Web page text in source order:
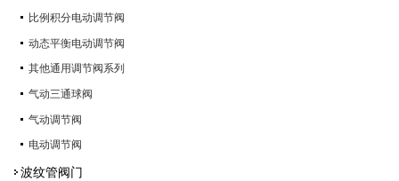
比例积分电动调节阀
动态平衡电动调节阀
其他通用调节阀系列
气动三通球阀
气动调节阀
电动调节阀
波纹管阀门